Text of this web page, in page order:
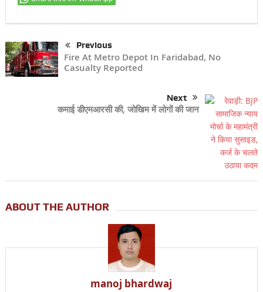
Previous
Fire At Metro Depot In Faridabad, No
Casualty Reported
Next
कमाई डीएमआरसी की, जोखिम में लोगों की जान
ABOUT THE AUTHOR
manoj bhardwaj